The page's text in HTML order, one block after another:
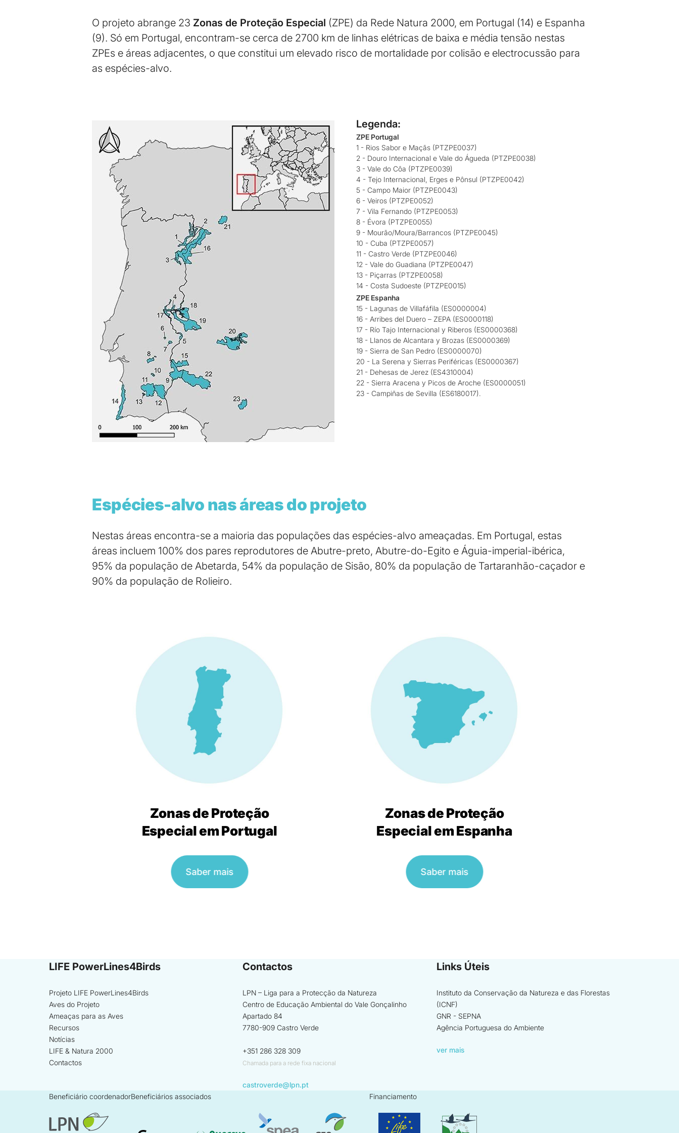
O projeto abrange 23 Zonas de Proteção Especial (ZPE) da Rede Natura 2000, em Portugal (14) e Espanha
(9). Só em Portugal, encontram-se cerca de 2700 km de linhas elétricas de baixa e média tensão nestas
ZPEs e áreas adjacentes, o que constitui um elevado risco de mortalidade por colisão e electrocussão para
as espécies-alvo.
Legenda:
ZPE Portugal
1 - Rios Sabor e Maçãs (PTZPE0037)
2 - Douro Internacional e Vale do Águeda (PTZPE0038)
3 - Vale do Côa (PTZPE0039)
4 - Tejo Internacional, Erges e Pônsul (PTZPE0042)
5 - Campo Maior (PTZPE0043)
6 - Veiros (PTZPE0052)
7 - Vila Fernando (PTZPE0053)
8 - Évora (PTZPE0055)
9 - Mourão/Moura/Barrancos (PTZPE0045)
10 - Cuba (PTZPE0057)
11 - Castro Verde (PTZPE0046)
12 - Vale do Guadiana (PTZPE0047)
13 - Piçarras (PTZPE0058)
14 - Costa Sudoeste (PTZPE0015)
ZPE Espanha
15 - Lagunas de Villafáfila (ES0000004)
16 - Arribes del Duero – ZEPA (ES0000118)
17 - Río Tajo Internacional y Riberos (ES0000368)
18 - Llanos de Alcantara y Brozas (ES0000369)
19 - Sierra de San Pedro (ES0000070)
20 - La Serena y Sierras Periféricas (ES0000367)
21 - Dehesas de Jerez (ES4310004)
22 - Sierra Aracena y Picos de Aroche (ES0000051)
23 - Campiñas de Sevilla (ES6180017).
Espécies-alvo nas áreas do projeto
Nestas áreas encontra-se a maioria das populações das espécies-alvo ameaçadas. Em Portugal, estas
áreas incluem 100% dos pares reprodutores de Abutre-preto, Abutre-do-Egito e Águia-imperial-ibérica,
95% da população de Abetarda, 54% da população de Sisão, 80% da população de Tartaranhão-caçador e
90% da população de Rolieiro.
Zonas de Proteção
Especial em Portugal
Saber mais
Zonas de Proteção
Especial em Espanha
Saber mais
LIFE PowerLines4Birds
Projeto LIFE PowerLines4Birds
Aves do Projeto
Ameaças para as Aves
Recursos
Notícias
LIFE & Natura 2000
Contactos
Contactos
LPN – Liga para a Protecção da Natureza
Centro de Educação Ambiental do Vale Gonçalinho
Apartado 84
7780-909 Castro Verde
+351 286 328 309
Chamada para a rede fixa nacional
castroverde@lpn.pt
Links Úteis
Instituto da Conservação da Natureza e das Florestas
(ICNF)
GNR - SEPNA
Agência Portuguesa do Ambiente
ver mais
Beneficiário coordenadorBeneficiários associados Financiamento